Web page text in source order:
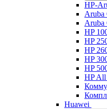
HP-
Aruba
Aruba
HP
HP
HP
HP
HP
HP All
Huawei